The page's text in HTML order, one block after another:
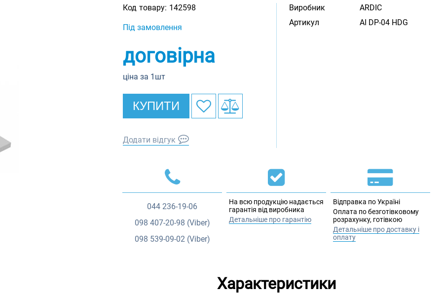
Код товару: 142598
Під замовлення
договірна
ціна за 1шт
КУПИТИ
Додати відгук
Виробник
ARDIC
Артикул
AI DP-04 HDG
044 236-19-06
098 407-20-98 (Viber)
098 539-09-02 (Viber)
На всю продукцію надається
гарантія від виробника
Детальніше про гарантію
Відправка по Україні
Оплата по безготівковому
розрахунку, готівкою
Детальніше про доставку і
оплату
Характеристики